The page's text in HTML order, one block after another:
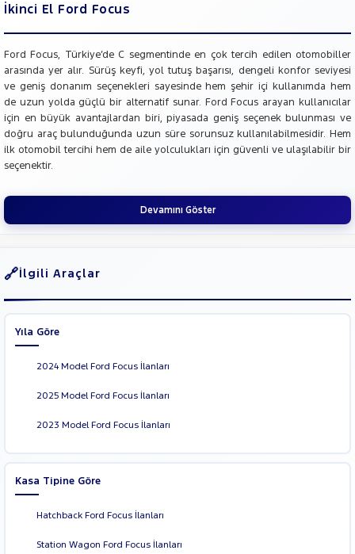
İkinci El Ford Focus
Ford Focus, Türkiye’de C segmentinde en çok tercih edilen otomobiller
arasında yer alır. Sürüş keyfi, yol tutuş başarısı, dengeli konfor seviyesi
ve geniş donanım seçenekleri sayesinde hem şehir içi kullanımda hem
de uzun yolda güçlü bir alternatif sunar. Ford Focus arayan kullanıcılar
için en büyük avantajlardan biri, piyasada geniş seçenek bulunması ve
doğru araç bulunduğunda uzun süre sorunsuz kullanılabilmesidir. Hem
ilk otomobil tercihi hem de aile yolculukları için güvenli ve ulaşılabilir bir
seçenektir.
Devamını Göster
İlgili Araçlar
Yıla Göre
2024 Model Ford Focus İlanları
2025 Model Ford Focus İlanları
2023 Model Ford Focus İlanları
Kasa Tipine Göre
Hatchback Ford Focus İlanları
Station Wagon Ford Focus İlanları